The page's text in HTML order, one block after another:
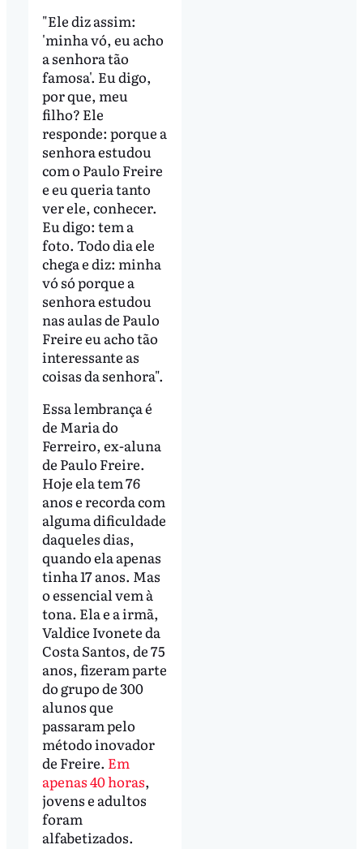
"Ele diz assim:
'minha vó, eu acho
a senhora tão
famosa'. Eu digo,
por que, meu
filho? Ele
responde: porque a
senhora estudou
com o Paulo Freire
e eu queria tanto
ver ele, conhecer.
Eu digo: tem a
foto. Todo dia ele
chega e diz: minha
vó só porque a
senhora estudou
nas aulas de Paulo
Freire eu acho tão
interessante as
coisas da senhora".
Essa lembrança é
de Maria do
Ferreiro, ex-aluna
de Paulo Freire.
Hoje ela tem 76
anos e recorda com
alguma dificuldade
daqueles dias,
quando ela apenas
tinha 17 anos. Mas
o essencial vem à
tona. Ela e a irmã,
Valdice Ivonete da
Costa Santos, de 75
anos, fizeram parte
do grupo de 300
alunos que
passaram pelo
método inovador
de Freire. Em
apenas 40 horas,
jovens e adultos
foram
alfabetizados.